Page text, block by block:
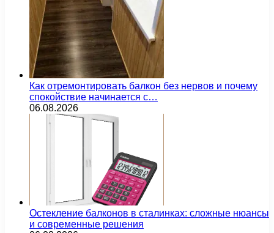
Как отремонтировать балкон без нервов и почему
спокойствие начинается с…
06.08.2026
Остекление балконов в сталинках: сложные нюансы
и современные решения